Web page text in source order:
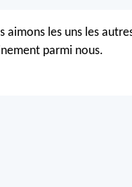
aimons les uns les
parmi nous.